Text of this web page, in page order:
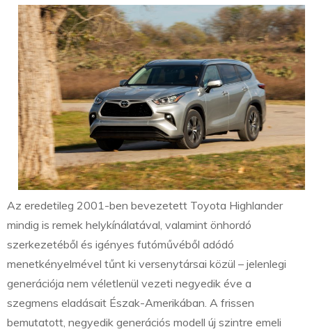
Az eredetileg 2001-ben bevezetett Toyota Highlander
mindig is remek helykínálatával, valamint önhordó
szerkezetéből és igényes futóművéből adódó
menetkényelmével tűnt ki versenytársai közül – jelenlegi
generációja nem véletlenül vezeti negyedik éve a
szegmens eladásait Észak-Amerikában. A frissen
bemutatott, negyedik generációs modell új szintre emeli